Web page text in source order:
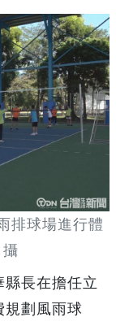
排球場進行體
長在擔任立
規劃風雨球